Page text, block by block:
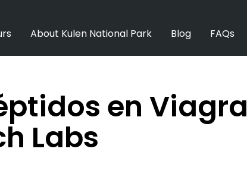
About Kulen National Park Blog FAQs
en Viagra
Labs